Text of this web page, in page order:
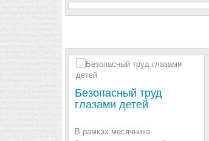
Безопасный труд
глазами детей
В рамках месячника